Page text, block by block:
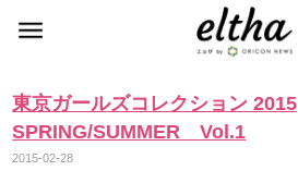
東京ガールズコレクション 2015
SPRING/SUMMER Vol.1
2015-02-28